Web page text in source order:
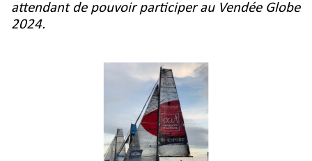
attendant de pouvoir participer au Vendée Globe
2024.